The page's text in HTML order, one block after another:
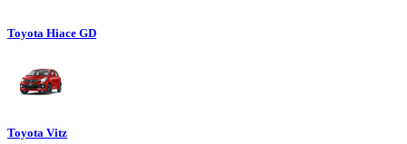
Toyota Hiace GD
Toyota Vitz